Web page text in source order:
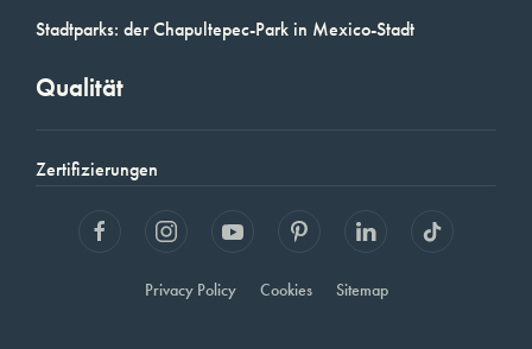
Stadtparks: der Chapultepec-Park in Mexico-Stadt
Qualität
Zertifizierungen
Privacy Policy Cookies Sitemap